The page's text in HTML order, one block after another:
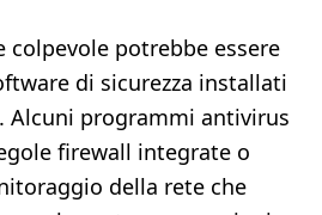
colpevole potrebbe essere
di sicurezza installati
Alcuni programmi antivirus
firewall integrate o
della rete che